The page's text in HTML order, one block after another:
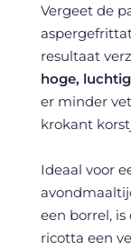
Vergeet de
resultaat
hoge,
er minder
krokant
Ideaal voor
een borrel,
ricotta een